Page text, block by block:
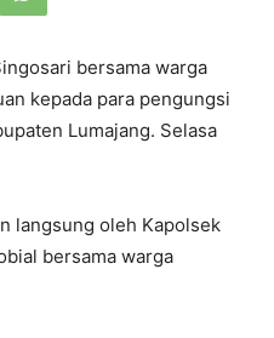
bersama warga
kepada para pengungsi
Lumajang. Selasa
langsung oleh Kapolsek
bersama warga